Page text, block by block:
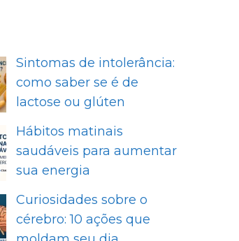
Sintomas de intolerância:
como saber se é de
lactose ou glúten
Hábitos matinais
saudáveis para aumentar
sua energia
Curiosidades sobre o
cérebro: 10 ações que